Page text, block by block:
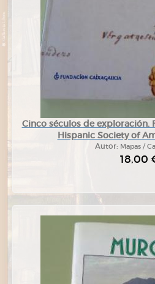
Cinco séculos de exploración.
Hispanic Society of
Autor: Mapas /
18,00